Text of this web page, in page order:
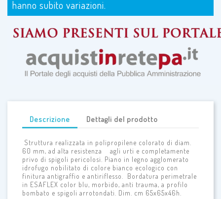
hanno subito variazioni.
Descrizione Dettagli del prodotto
Struttura realizzata in polipropilene colorato di diam.
60 mm, ad alta resistenza agli urti e completamente
privo di spigoli pericolosi. Piano in legno agglomerato
idrofugo nobilitato di colore bianco ecologico con
finitura antigraffio e antiriflesso. Bordatura perimetrale
in ESAFLEX color blu, morbido, anti trauma, a profilo
bombato e spigoli arrotondati. Dim. cm 65x65x46h.